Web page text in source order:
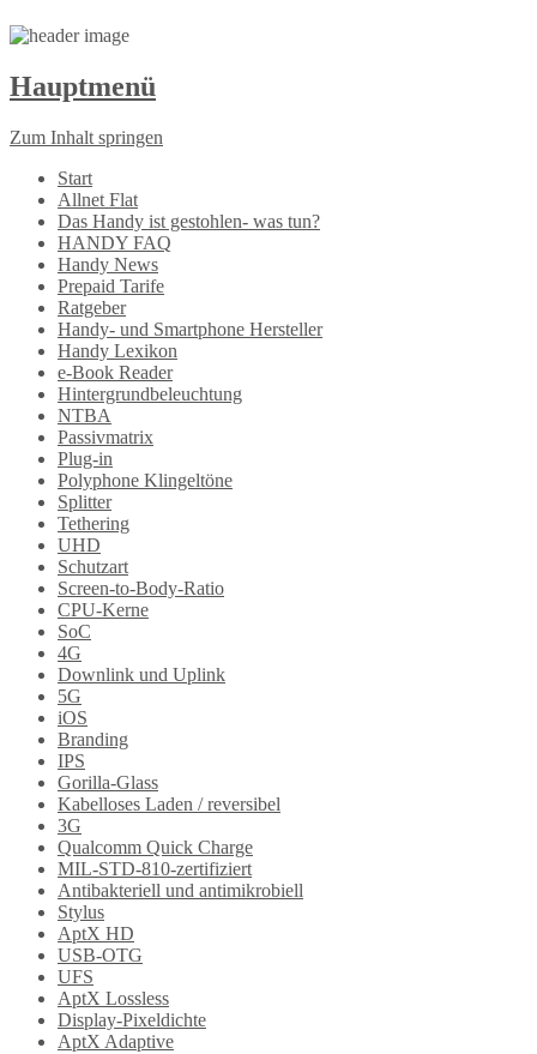
Hauptmenü
Zum Inhalt springen
Start
Allnet Flat
Das Handy ist gestohlen- was tun?
HANDY FAQ
Handy News
Prepaid Tarife
Ratgeber
Handy- und Smartphone Hersteller
Handy Lexikon
e-Book Reader
Hintergrundbeleuchtung
NTBA
Passivmatrix
Plug-in
Polyphone Klingeltöne
Splitter
Tethering
UHD
Schutzart
Screen-to-Body-Ratio
CPU-Kerne
SoC
4G
Downlink und Uplink
5G
iOS
Branding
IPS
Gorilla-Glass
Kabelloses Laden / reversibel
3G
Qualcomm Quick Charge
MIL-STD-810-zertifiziert
Antibakteriell und antimikrobiell
Stylus
AptX HD
USB-OTG
UFS
AptX Lossless
Display-Pixeldichte
AptX Adaptive